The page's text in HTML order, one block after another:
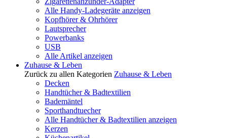
Alle Handy-Ladegeräte anzeigen
Kopfhörer & Ohrhörer
Lautsprecher
Powerbanks
USB
Alle Artikel anzeigen
Zuhause & Leben
Zurück zu allen Kategorien Zuhause & Leben
Decken
Handtücher & Badtextilien
Bademäntel
Sporthandtuecher
Alle Handtücher & Badtextilien anzeigen
Kerzen